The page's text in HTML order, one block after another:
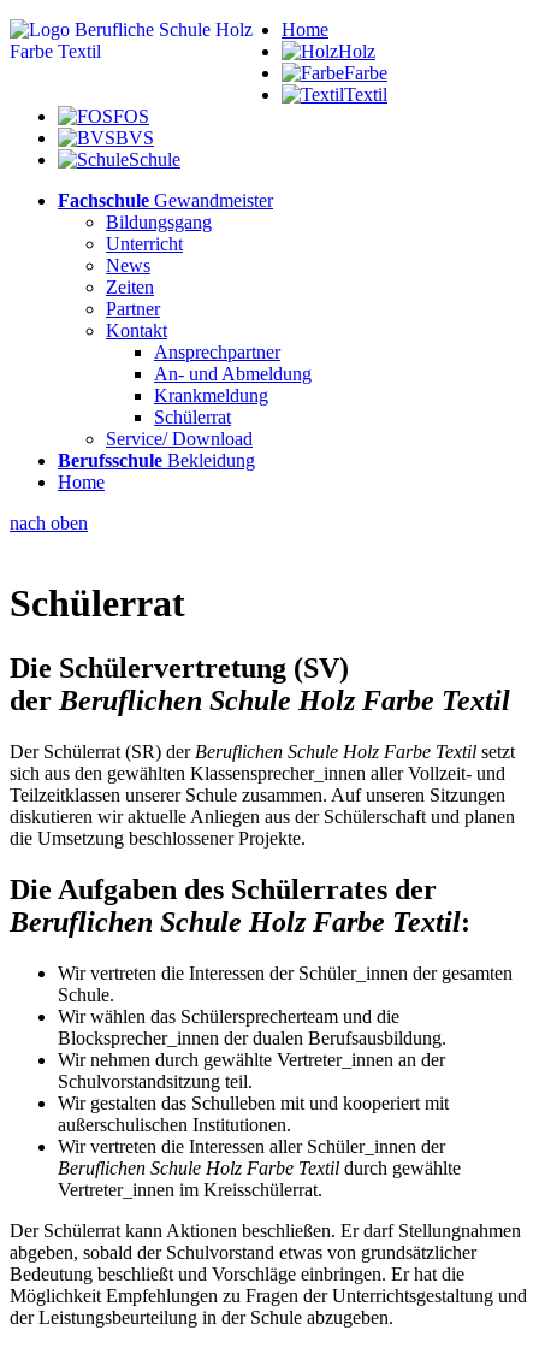
Home
Holz
Farbe
Textil
FOS
BVS
Schule
Fachschule Gewandmeister
Bildungsgang
Unterricht
News
Zeiten
Partner
Kontakt
Ansprechpartner
An- und Abmeldung
Krankmeldung
Schülerrat
Service/ Download
Berufsschule Bekleidung
Home
nach oben
Schülerrat
Die Schülervertretung (SV)
der Beruflichen Schule Holz Farbe Textil
Der Schülerrat (SR) der Beruflichen Schule Holz Farbe Textil setzt
sich aus den gewählten Klassensprecher_innen aller Vollzeit- und
Teilzeitklassen unserer Schule zusammen. Auf unseren Sitzungen
diskutieren wir aktuelle Anliegen aus der Schülerschaft und planen
die Umsetzung beschlossener Projekte.
Die Aufgaben des Schülerrates der
Beruflichen Schule Holz Farbe Textil:
Wir vertreten die Interessen der Schüler_innen der gesamten
Schule.
Wir wählen das Schülersprecherteam und die
Blocksprecher_innen der dualen Berufsausbildung.
Wir nehmen durch gewählte Vertreter_innen an der
Schulvorstandsitzung teil.
Wir gestalten das Schulleben mit und kooperiert mit
außerschulischen Institutionen.
Wir vertreten die Interessen aller Schüler_innen der
Beruflichen Schule Holz Farbe Textil durch gewählte
Vertreter_innen im Kreisschülerrat.
Der Schülerrat kann Aktionen beschließen. Er darf Stellungnahmen
abgeben, sobald der Schulvorstand etwas von grundsätzlicher
Bedeutung beschließt und Vorschläge einbringen. Er hat die
Möglichkeit Empfehlungen zu Fragen der Unterrichtsgestaltung und
der Leistungsbeurteilung in der Schule abzugeben.